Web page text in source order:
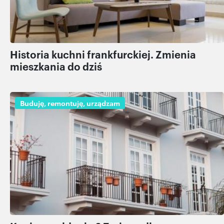
Historia kuchni frankfurckiej. Zmienia
mieszkania do dziś
Buduję, remontuję, urządzam